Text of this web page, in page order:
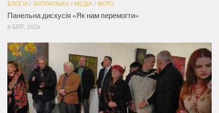
БЛОГИ / ЗАПОРІЗЬКА / МЕДІА / ФОТО
Панельна дискусія «Як нам перемогти»
6 БЕР, 2024